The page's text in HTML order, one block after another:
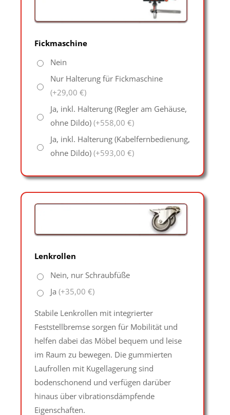
Fickmaschine
Nein
Nur Halterung für Fickmaschine
(+29,00 €)
Ja, inkl. Halterung (Regler am Gehäuse,
ohne Dildo) (+558,00 €)
Ja, inkl. Halterung (Kabelfernbedienung,
ohne Dildo) (+593,00 €)
Lenkrollen
Nein, nur Schraubfüße
Ja (+35,00 €)
Stabile Lenkrollen mit integrierter
Feststellbremse sorgen für Mobilität und
helfen dabei das Möbel bequem und leise
im Raum zu bewegen. Die gummierten
Laufrollen mit Kugellagerung sind
bodenschonend und verfügen darüber
hinaus über vibrationsdämpfende
Eigenschaften.